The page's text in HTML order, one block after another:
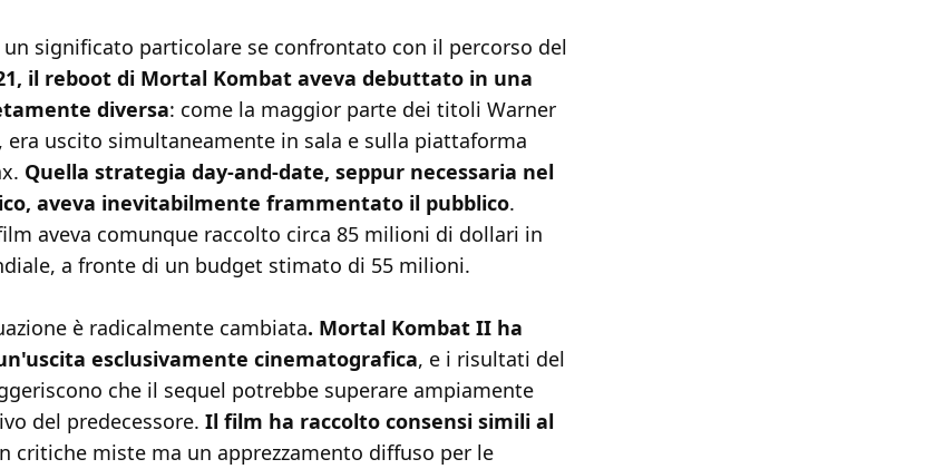
significato particolare se confrontato con il percorso del
il reboot di Mortal Kombat aveva debuttato in una
diversa: come la maggior parte dei titoli Warner
era uscito simultaneamente in sala e sulla piattaforma
Quella strategia day-and-date, seppur necessaria nel
aveva inevitabilmente frammentato il pubblico.
aveva comunque raccolto circa 85 milioni di dollari in
a fronte di un budget stimato di 55 milioni.
è radicalmente cambiata. Mortal Kombat II ha
esclusivamente cinematografica, e i risultati del
che il sequel potrebbe superare ampiamente
del predecessore. Il film ha raccolto consensi simili al
critiche miste ma un apprezzamento diffuso per le